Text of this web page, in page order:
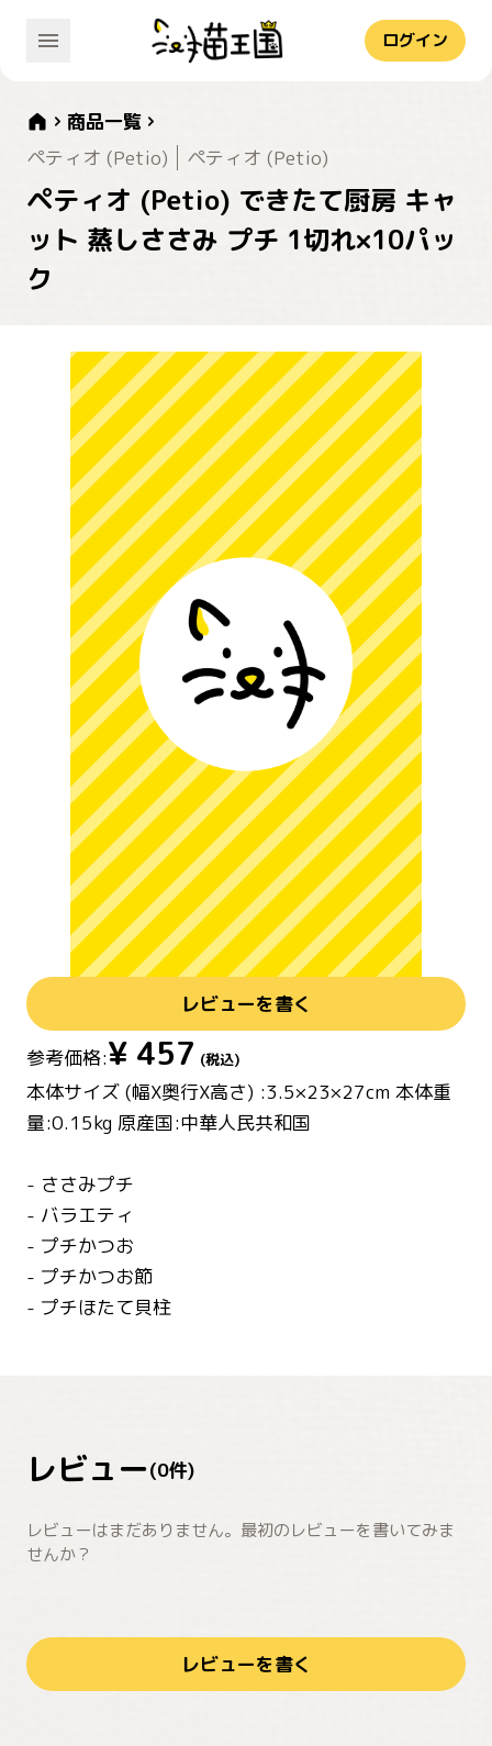
ログイン
商品一覧
ペティオ (Petio)
ペティオ (Petio)
ペティオ (Petio) できたて厨房 キャ
ット 蒸しささみ プチ 1切れ×10パッ
ク
レビューを書く
参考価格:¥ 457 (税込)
本体サイズ (幅X奥行X高さ) :3.5×23×27cm 本体重
量:0.15kg 原産国:中華人民共和国
- ささみプチ
- バラエティ
- プチかつお
- プチかつお節
- プチほたて貝柱
レビュー(0件)
レビューはまだありません。最初のレビューを書いてみま
せんか？
レビューを書く